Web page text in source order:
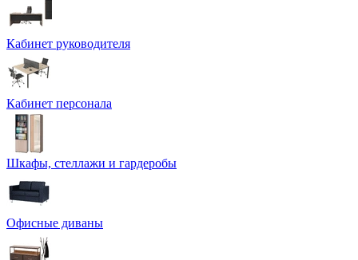
Кабинет руководителя
Кабинет персонала
Шкафы, стеллажи и гардеробы
Офисные диваны